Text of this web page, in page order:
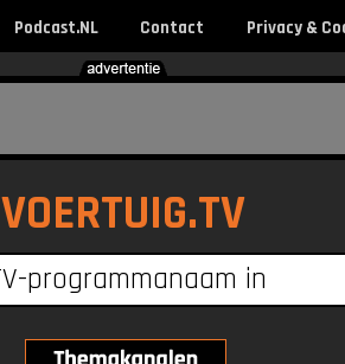
Podcast.NL Contact Privacy &
VOERTUIG.TV